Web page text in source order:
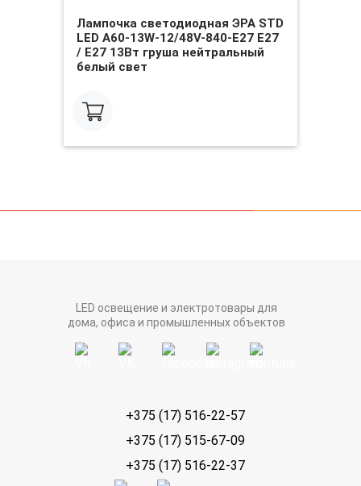
Лампочка светодиодная ЭРА STD
LED A60-13W-12/48V-840-E27 E27
/ Е27 13Вт груша нейтральный
белый свет
LED освещение и электротовары для
дома, офиса и промышленных объектов
+375 (17) 516-22-57
+375 (17) 515-67-09
+375 (17) 516-22-37